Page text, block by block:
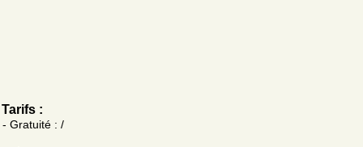
Tarifs :
- Gratuité : /